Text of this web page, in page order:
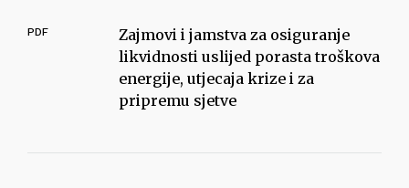
PDF
Zajmovi i jamstva za osiguranje
likvidnosti uslijed porasta troškova
energije, utjecaja krize i za
pripremu sjetve